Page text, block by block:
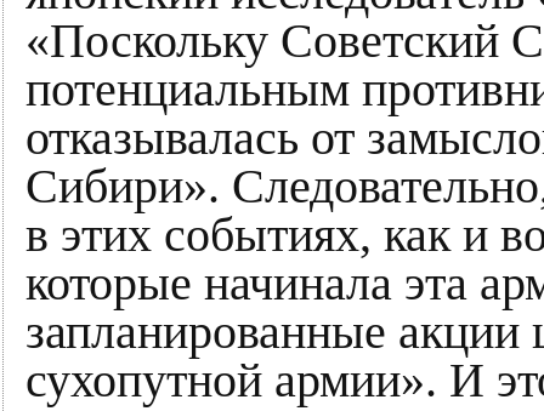
«Поскольку Советский
потенциальным
отказывалась от
Сибири».
в этих событиях, как и
которые начинала эта
запланированные акции
сухопутной армии». И